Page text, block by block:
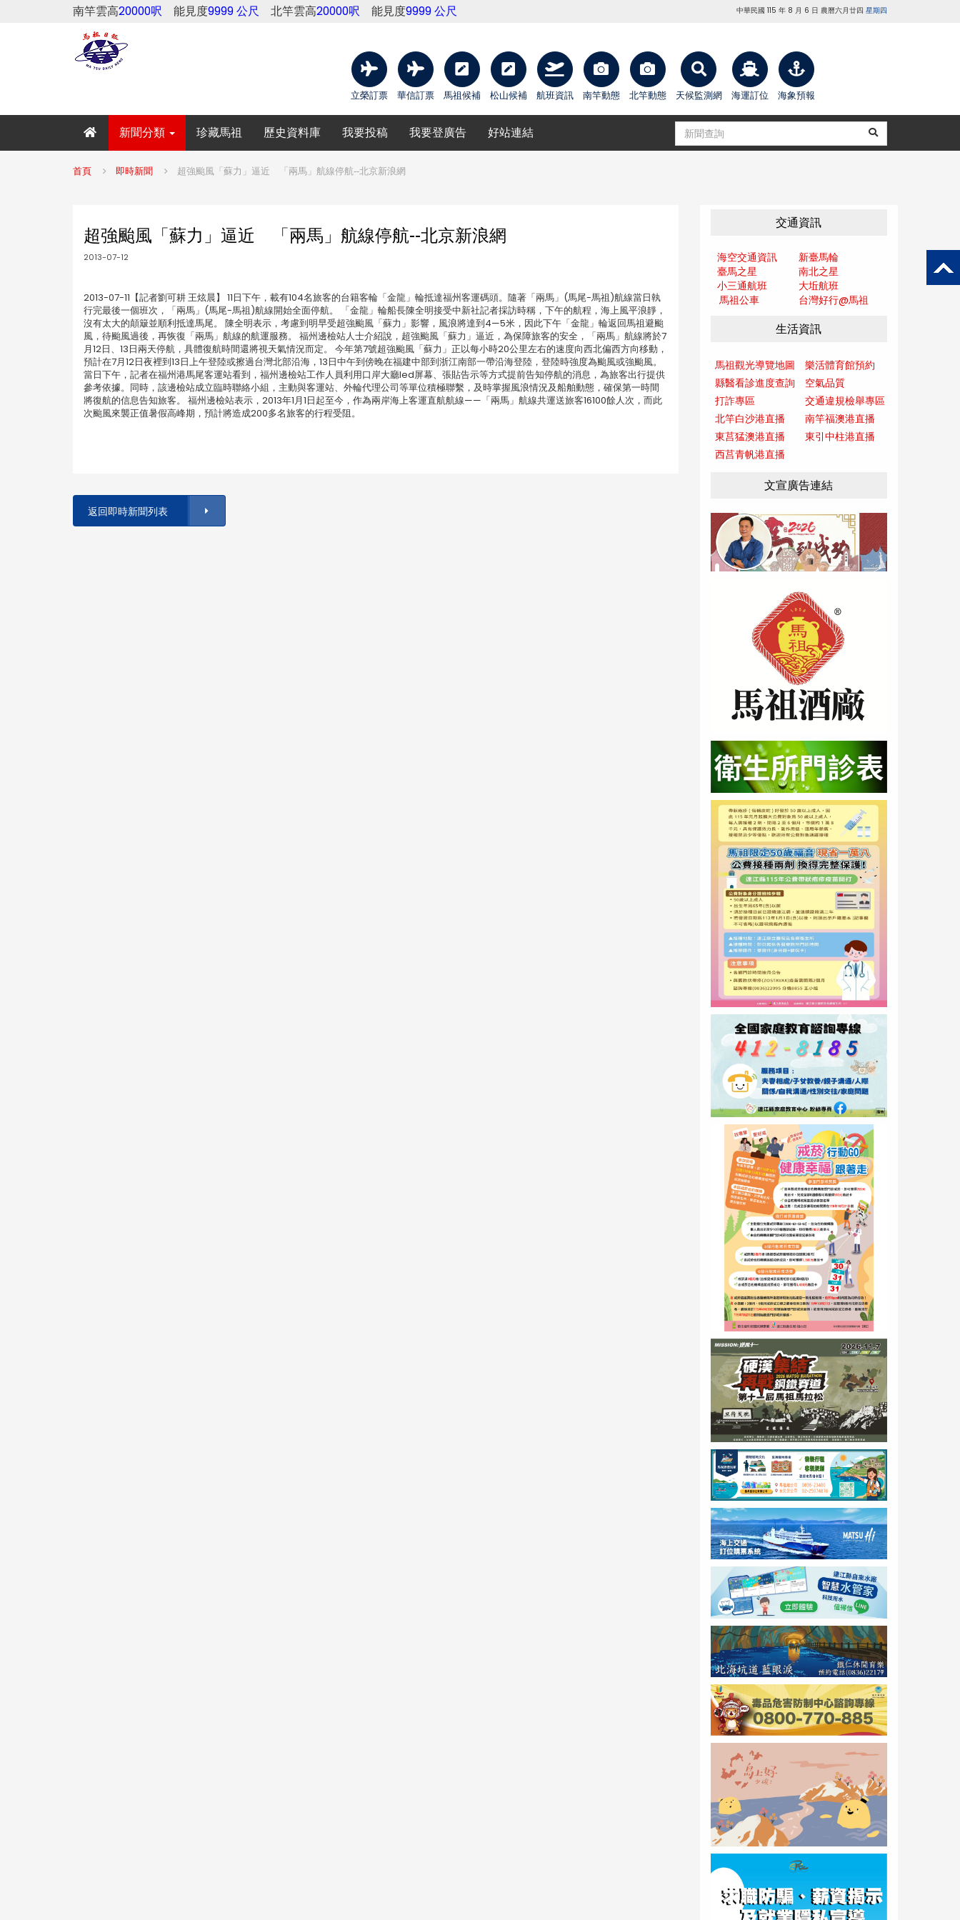
南竿雲高20000呎 能見度9999 公尺 北竿雲高20000呎 能見度9999 公尺 中華民國 115 年 8 月 6 日 農曆六月廿四 星期四
立榮訂票 華信訂票 馬祖候補 松山候補 航班資訊 南竿動態 北竿動態 天候監測網 海運訂位 海象預報
新聞分類 珍藏馬祖 歷史資料庫 我要投稿 我要登廣告 好站連結
首頁 即時新聞 超強颱風「蘇力」逼近 「兩馬」航線停航--北京新浪網
超強颱風「蘇力」逼近 「兩馬」航線停航--北京新浪網
2013-07-12
2013-07-11【記者劉可耕 王炫晨】 11日下午，載有104名旅客的台籍客輪「金龍」輪抵達福州客運碼頭。隨著「兩馬」(馬尾-馬祖)航線當日執
行完最後一個班次，「兩馬」(馬尾-馬祖)航線開始全面停航。 「金龍」輪船長陳全明接受中新社記者採訪時稱，下午的航程，海上風平浪靜，
沒有太大的顛簸並順利抵達馬尾。 陳全明表示，考慮到明早受超強颱風「蘇力」影響，風浪將達到4—5米，因此下午「金龍」輪返回馬祖避颱
風，待颱風過後，再恢復「兩馬」航線的航運服務。 福州邊檢站人士介紹說，超強颱風「蘇力」逼近，為保障旅客的安全，「兩馬」航線將於7
月12日、13日兩天停航，具體復航時間還將視天氣情況而定。 今年第7號超強颱風「蘇力」正以每小時20公里左右的速度向西北偏西方向移動，
預計在7月12日夜裡到13日上午登陸或擦過台灣北部沿海，13日中午到傍晚在福建中部到浙江南部一帶沿海登陸，登陸時強度為颱風或強颱風。
當日下午，記者在福州港馬尾客運站看到，福州邊檢站工作人員利用口岸大廳led屏幕、張貼告示等方式提前告知停航的消息，為旅客出行提供
參考依據。同時，該邊檢站成立臨時聯絡小組，主動與客運站、外輪代理公司等單位積極聯繫，及時掌握風浪情況及船舶動態，確保第一時間
將復航的信息告知旅客。 福州邊檢站表示，2013年1月1日起至今，作為兩岸海上客運直航航線——「兩馬」航線共運送旅客16100餘人次，而此
次颱風來襲正值暑假高峰期，預計將造成200多名旅客的行程受阻。
返回即時新聞列表
交通資訊
海空交通資訊
新臺馬輪
臺馬之星
南北之星
小三通航班
大坵航班
馬祖公車
台灣好行@馬祖
生活資訊
馬祖觀光導覽地圖
樂活體育館預約
縣醫看診進度查詢
空氣品質
打詐專區
交通違規檢舉專區
北竿白沙港直播
南竿福澳港直播
東莒猛澳港直播
東引中柱港直播
西莒青帆港直播
文宣廣告連結